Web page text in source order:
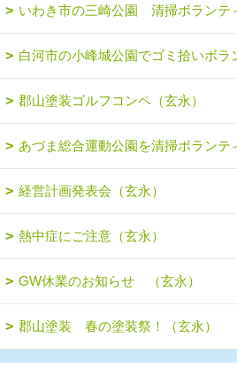
いわき市の三崎公園 清掃ボランテ
白河市の小峰城公園でゴミ拾いボラ
郡山塗装ゴルフコンペ（玄永）
あづま総合運動公園を清掃ボランテ
経営計画発表会（玄永）
熱中症にご注意（玄永）
GW休業のお知らせ （玄永）
郡山塗装 春の塗装祭！（玄永）